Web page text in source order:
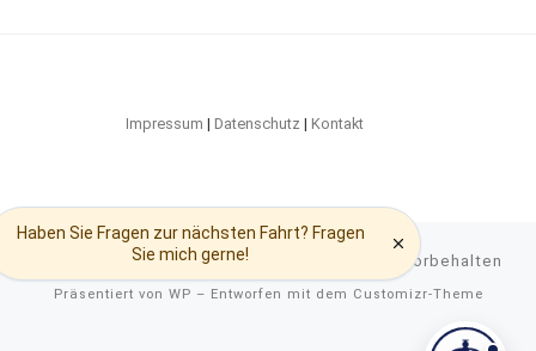
Impressum | Datenschutz | Kontakt
RURSEE-SCHIFFFAHRT – Alle Rechte vorbehalten
Präsentiert von WP – Entworfen mit dem Customizr-Theme